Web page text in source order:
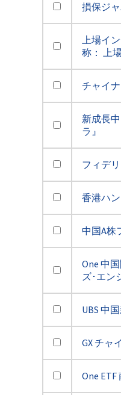
損保ジ
上場イン
称： 上
チャイ
新成長
ラ』
フィデ
香港ハ
中国A株
One 中
ズ･エン
UBS 中
GX チャ
One ETF